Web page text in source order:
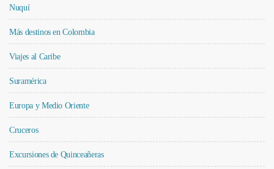
Nuquí
Más destinos en Colombia
Viajes al Caribe
Suramérica
Europa y Medio Oriente
Cruceros
Excursiones de Quinceañeras